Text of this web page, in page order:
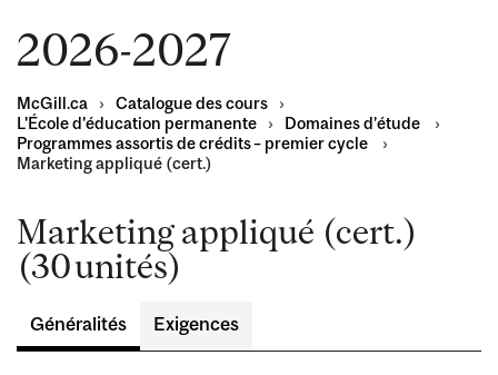
2026-2027
McGill.ca › Catalogue des cours
›
L'École d'éducation permanente
› Domaines d’étude
›
Programmes assortis de crédits – premier cycle
›
Marketing appliqué (cert.)
Marketing appliqué (cert.)
(30 unités)
Généralités Exigences